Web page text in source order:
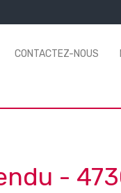
CONTACTEZ-NOUS
-